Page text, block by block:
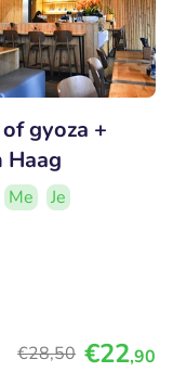
gyoza +
Me
Je
€28,50 €22,90